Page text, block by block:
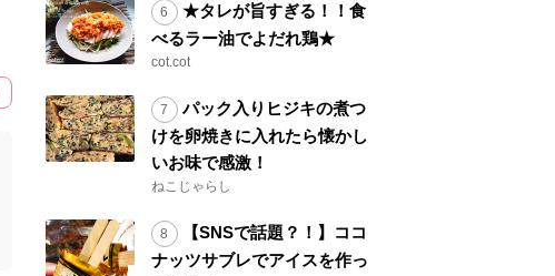
★タレが旨すぎる！！食
べるラー油でよだれ鶏★
cot.cot
パック入りヒジキの煮つ
けを卵焼きに入れたら懐かし
いお味で感激！
ねこじゃらし
【SNSで話題？！】ココ
ナッツサブレでアイスを作っ